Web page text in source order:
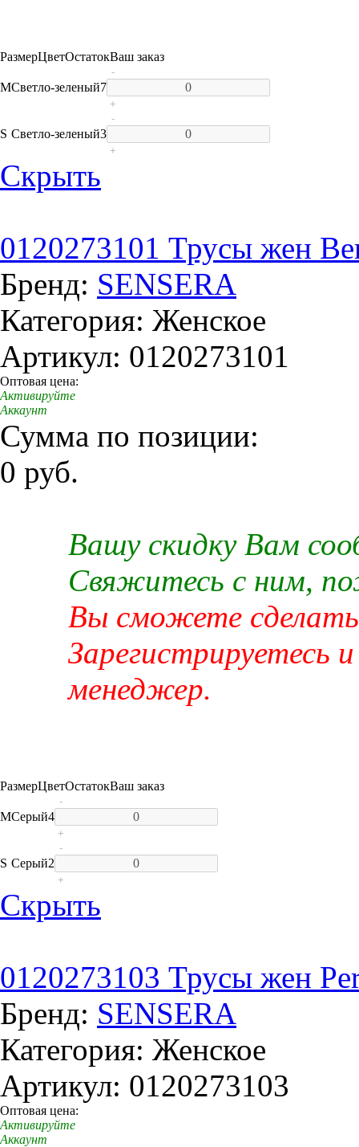
РазмерЦветОстатокВаш заказ
MСветло-зеленый7
-
+
S Светло-зеленый3
-
+
Скрыть
0120273101 Трусы жен
Бренд: SENSERA
Категория: Женское
Артикул: 0120273101
Оптовая цена:
Активируйте
Аккаунт
Сумма по позиции:
0 руб.
Вашу скидку Вам
Свяжитесь с ним,
Вы сможете сделать
Зарегистрируетесь
менеджер.
РазмерЦветОстатокВаш заказ
MСерый4
-
+
S Серый2
-
+
Скрыть
0120273103 Трусы жен
Бренд: SENSERA
Категория: Женское
Артикул: 0120273103
Оптовая цена:
Активируйте
Аккаунт